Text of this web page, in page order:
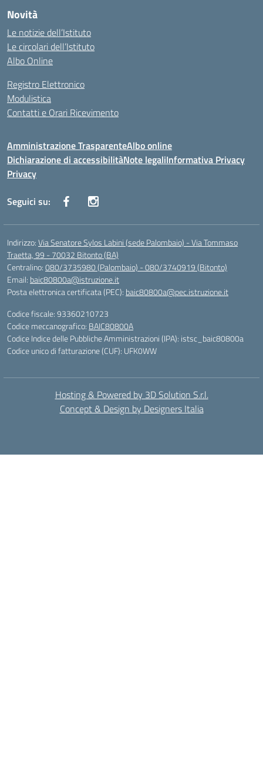
Novità
Le notizie dell’Istituto
Le circolari dell’Istituto
Albo Online
Registro Elettronico
Modulistica
Contatti e Orari Ricevimento
Amministrazione TrasparenteAlbo online
Dichiarazione di accessibilitàNote legaliInformativa Privacy
Privacy
Seguici su:
Indirizzo:Via Senatore Sylos Labini (sede Palombaio) - Via Tommaso
Traetta, 99 - 70032 Bitonto (BA)
Centralino:080/3735980 (Palombaio) - 080/3740919 (Bitonto)
Email: baic80800a@istruzione.it
Posta elettronica certificata (PEC): baic80800a@pec.istruzione.it
Codice fiscale: 93360210723
Codice meccanografico: BAIC80800A
Codice Indice delle Pubbliche Amministrazioni (IPA): istsc_baic80800a
Codice unico di fatturazione (CUF): UFK0WW
Hosting & Powered by 3D Solution S.r.l.
Concept & Design by Designers Italia